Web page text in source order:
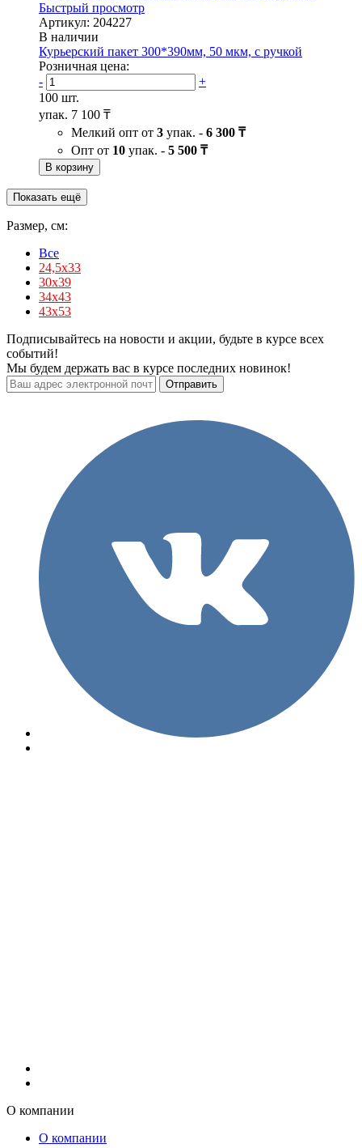
Быстрый просмотр
Артикул: 204227
В наличии
Курьерский пакет 300*390мм, 50 мкм, с ручкой
Розничная цена:
-
+
100 шт.
упак. 7 100 ₸
Мелкий опт от 3 упак. - 6 300 ₸
Опт от 10 упак. - 5 500 ₸
В корзину
Показать ещё
Размер, см:
Все
24,5х33
30х39
34х43
43х53
Подписывайтесь на новости и акции, будьте в курсе всех
событий!
Мы будем держать вас в курсе последних новинок!
О компании
О компании